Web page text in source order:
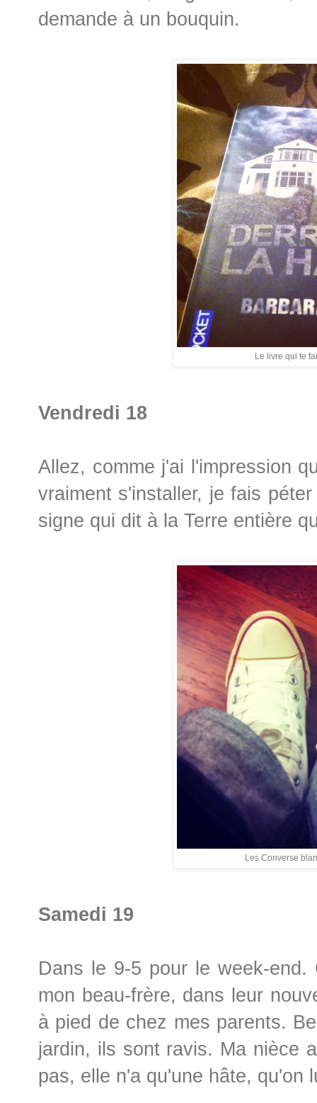
demande à un bouquin.
Le livre qui te
Vendredi 18
Allez, comme j'ai l'impression
vraiment s'installer, je fais
signe qui dit à la Terre entière
Les Converse
Samedi 19
Dans le 9-5 pour le week-
mon beau-frère, dans leur
à pied de chez mes parents.
jardin, ils sont ravis. Ma nièce
pas, elle n'a qu'une hâte, qu'on